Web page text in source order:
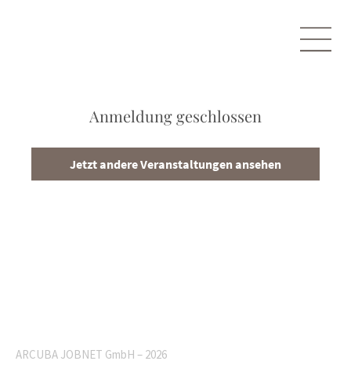
Anmeldung geschlossen
Jetzt andere Veranstaltungen ansehen
ARCUBA JOBNET GmbH – 2026